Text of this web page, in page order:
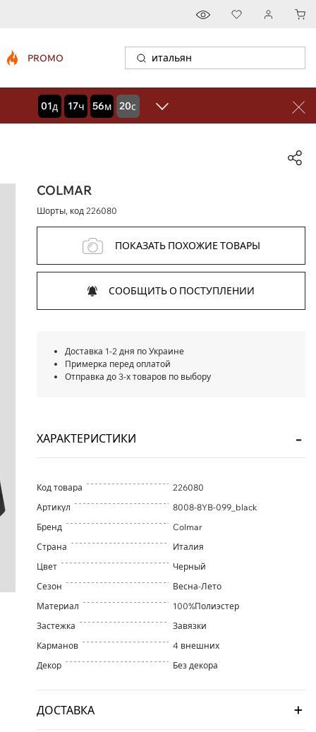
PROMO
01дней
17часов
56минут
19секунд
COLMAR
Шорты, код226080
ПОКАЗАТЬ ПОХОЖИЕ ТОВАРЫ
СООБЩИТЬ О ПОСТУПЛЕНИИ
Доставка 1-2 дня по Украине
Примерка перед оплатой
Отправка до 3-х товаров по выбору
ХАРАКТЕРИСТИКИ
Код товара
226080
Артикул
8008-8YB-099_black
Бренд
Colmar
Страна
Италия
Цвет
Черный
Сезон
Весна-Лето
Материал
100%Полиэстер
Застежка
Завязки
Карманов
4 внешних
Декор
Без декора
ДОСТАВКА